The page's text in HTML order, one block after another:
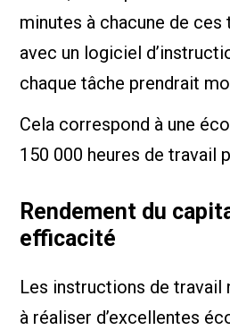
minutes à chacune de ces
avec un logiciel
chaque tâche prendrait
Cela correspond à une
150 000 heures de travail
Rendement du
efficacité
Les instructions de travail
à réaliser d’excellentes